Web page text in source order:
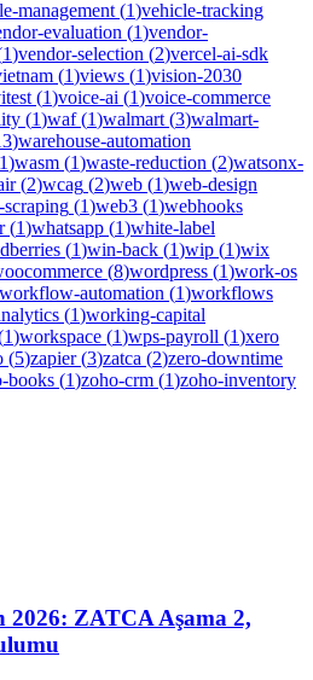
management (1)vehicle-tracking
evaluation (1)vendor-
1)vendor-selection (2)vercel-ai-sdk
(1)views (1)vision-2030
(1)voice-ai (1)voice-commerce
(1)waf(1)walmart (3)walmart-
)warehouse-automation
1)wasm (1)waste-reduction (2)watsonx-
(2)wcag (2)web (1)web-design
(1)web3 (1)webhooks
(1)whatsapp (1)white-label
(1)win-back (1)wip (1)wix
(8)wordpress (1)work-os
workflow-automation (1)workflows
(1)working-capital
1)workspace (1)wps-payroll (1)xero
(5)zapier(3)zatca (2)zero-downtime
books (1)zoho-crm (1)zoho-inventory
2026: ZATCA Aşama 2,